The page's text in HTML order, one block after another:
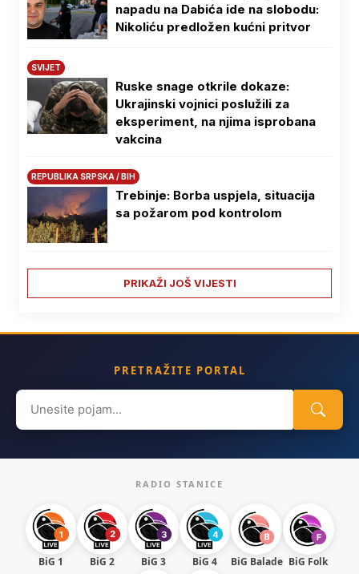
napadu na Dabića ide na slobodu:
Nikoliću predložen kućni pritvor
SVIJET
Ruske snage otkrile dokaze:
Ukrajinski vojnici poslužili za
eksperiment, na njima isprobana
vakcina
REPUBLIKA SRPSKA / BIH
Trebinje: Borba uspjela, situacija
sa požarom pod kontrolom
PRIKAŽI JOŠ VIJESTI
PRETRAŽITE PORTAL
Search
for:
RADIO STANICE
BiG 1 BiG 2 BiG 3 BiG 4 BiG Balade BiG Folk